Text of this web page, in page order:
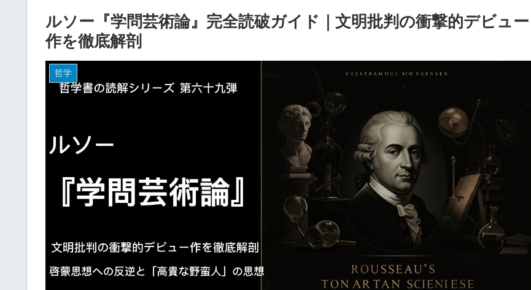
ルソー『学問芸術論』完全読破ガイド｜文明批判の衝撃的デビュー
作を徹底解剖
哲学